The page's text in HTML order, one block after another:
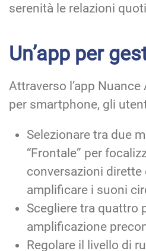
serenità le relazioni
Un’app per
Attraverso l’app
per smartphone, gli
Selezionare tra due
“Frontale” per
conversazioni dirette
amplificare i suoni
Scegliere tra quattro
amplificazione
Regolare il livello di